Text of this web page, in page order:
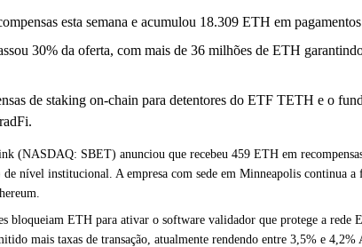
esta semana e acumulou 18.309 ETH em
30% da oferta, com mais de 36 milhões de ETH
de staking on-chain para detentores do ETF TETH e o
(NASDAQ: SBET) anunciou que recebeu 459 ETH em
nível institucional. A empresa com sede em Minneapolis continua
bloqueiam ETH para ativar o software validador que protege a
mais taxas de transação, atualmente rendendo entre 3,5% e